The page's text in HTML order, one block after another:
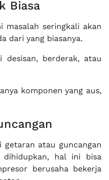
Biasa
masalah seringkali akan
dari yang biasanya.
desisan, berderak, atau
komponen yang aus,
getaran atau guncangan
hal ini bisa
berusaha bekerja